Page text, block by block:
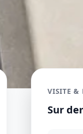
VISITE &
Sur